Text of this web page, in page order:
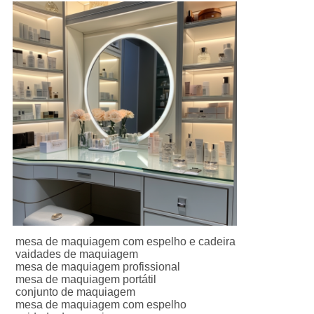
mesa de maquiagem com espelho e cadeira
vaidades de maquiagem
mesa de maquiagem profissional
mesa de maquiagem portátil
conjunto de maquiagem
mesa de maquiagem com espelho